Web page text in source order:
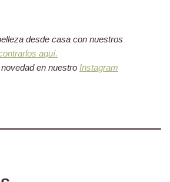
desde casa con nuestros
aquí.
en nuestro Instagram